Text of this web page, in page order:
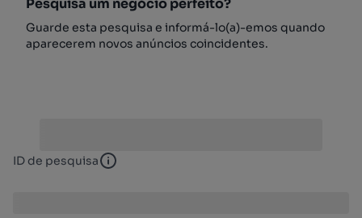
Pesquisa um negócio perfeito?
Guarde esta pesquisa e informá-lo(a)-emos quando
aparecerem novos anúncios coincidentes.
ID de pesquisa ID de pesquisa